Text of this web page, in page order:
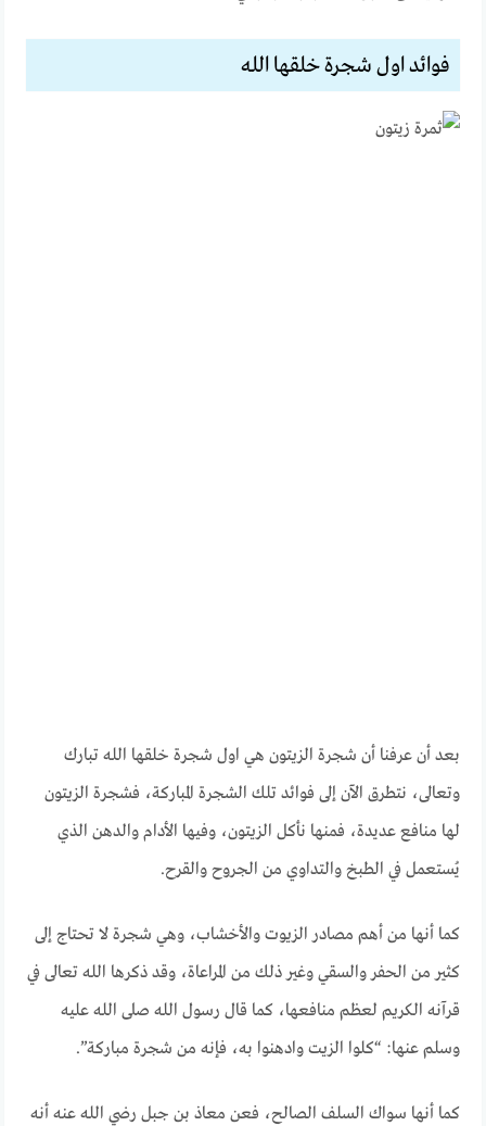
فوائد اول شجرة خلقها الله
بعد أن عرفنا أن شجرة الزيتون هي اول شجرة خلقها الله تبارك
وتعالى، نتطرق الآن إلى فوائد تلك الشجرة المباركة، فشجرة الزيتون
لها منافع عديدة، فمنها نأكل الزيتون، وفيها الأدام والدهن الذي
يُستعمل في الطبخ والتداوي من الجروح والقرح.
كما أنها من أهم مصادر الزيوت والأخشاب، وهي شجرة لا تحتاج إلى
كثير من الحفر والسقي وغير ذلك من المراعاة، وقد ذكرها الله تعالى في
قرآنه الكريم لعظم منافعها، كما قال رسول الله صلى الله عليه
وسلم عنها: “كلوا الزيت وادهنوا به، فإنه من شجرة مباركة”.
كما أنها سواك السلف الصالح، فعن معاذ بن جبل رضي الله عنه أنه